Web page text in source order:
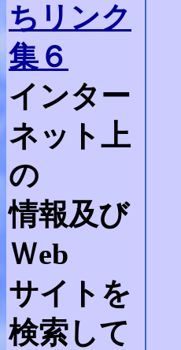
ちリンク
集６
インター
ネット上
の
情報及び
Ｗeb
サイトを
検索して